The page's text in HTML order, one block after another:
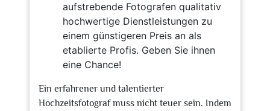
aufstrebende Fotografen qualitativ
hochwertige Dienstleistungen zu
einem günstigeren Preis an als
etablierte Profis. Geben Sie ihnen
eine Chance!
Ein erfahrener und talentierter
Hochzeitsfotograf muss nicht teuer sein. Indem